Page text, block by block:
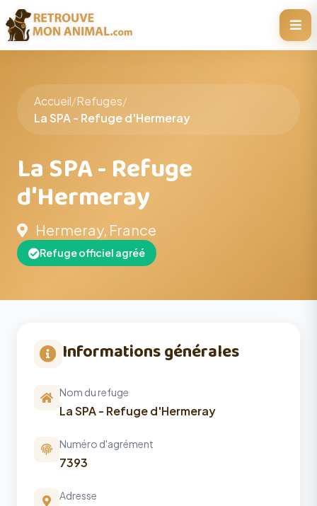
Accueil/Refuges/
La SPA - Refuge d'Hermeray
La SPA - Refuge
d'Hermeray
Hermeray, France
Refuge officiel agréé
Informations générales
Nom du refuge
La SPA - Refuge d'Hermeray
Numéro d'agrément
7393
Adresse